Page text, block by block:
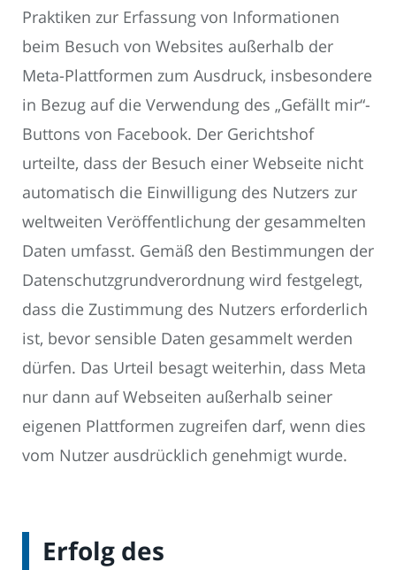
Praktiken zur Erfassung von Informationen
beim Besuch von Websites außerhalb der
Meta-Plattformen zum Ausdruck, insbesondere
in Bezug auf die Verwendung des „Gefällt mir“-
Buttons von Facebook. Der Gerichtshof
urteilte, dass der Besuch einer Webseite nicht
automatisch die Einwilligung des Nutzers zur
weltweiten Veröffentlichung der gesammelten
Daten umfasst. Gemäß den Bestimmungen der
Datenschutzgrundverordnung wird festgelegt,
dass die Zustimmung des Nutzers erforderlich
ist, bevor sensible Daten gesammelt werden
dürfen. Das Urteil besagt weiterhin, dass Meta
nur dann auf Webseiten außerhalb seiner
eigenen Plattformen zugreifen darf, wenn dies
vom Nutzer ausdrücklich genehmigt wurde.
Erfolg des